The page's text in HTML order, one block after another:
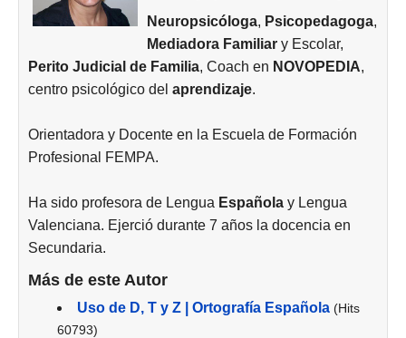
Neuropsicóloga, Psicopedagoga,
Mediadora Familiary Escolar,
Perito Judicial de Familia, Coach en NOVOPEDIA,
centro psicológico del aprendizaje.
Orientadora y Docente en la Escuela de Formación
Profesional FEMPA.
Ha sido profesora de Lengua Española y Lengua
Valenciana. Ejerció durante 7 años la docencia en
Secundaria.
Más de este Autor
Uso de D, T y Z | Ortografía Española (Hits
60793)